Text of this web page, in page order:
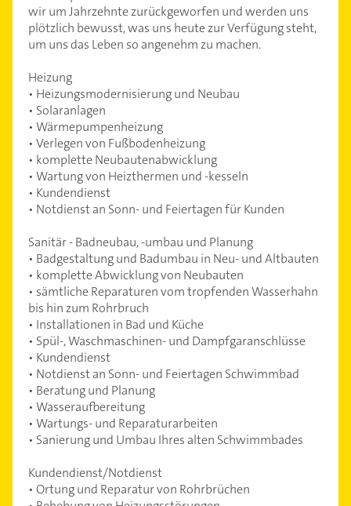
wir um Jahrzehnte zurückgeworfen und werden uns
plötzlich bewusst, was uns heute zur Verfügung steht,
um uns das Leben so angenehm zu machen.
Heizung
• Heizungsmodernisierung und Neubau
• Solaranlagen
• Wärmepumpenheizung
• Verlegen von Fußbodenheizung
• komplette Neubautenabwicklung
• Wartung von Heizthermen und -kesseln
• Kundendienst
• Notdienst an Sonn- und Feiertagen für Kunden
Sanitär - Badneubau, -umbau und Planung
• Badgestaltung und Badumbau in Neu- und Altbauten
• komplette Abwicklung von Neubauten
• sämtliche Reparaturen vom tropfenden Wasserhahn
bis hin zum Rohrbruch
• Installationen in Bad und Küche
• Spül-, Waschmaschinen- und Dampfgaranschlüsse
• Kundendienst
• Notdienst an Sonn- und Feiertagen Schwimmbad
• Beratung und Planung
• Wasseraufbereitung
• Wartungs- und Reparaturarbeiten
• Sanierung und Umbau Ihres alten Schwimmbades
Kundendienst/Notdienst
• Ortung und Reparatur von Rohrbrüchen